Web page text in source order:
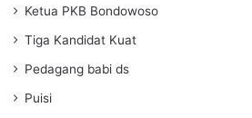
Ketua PKB Bondowoso
Tiga Kandidat Kuat
Pedagang babi ds
Puisi